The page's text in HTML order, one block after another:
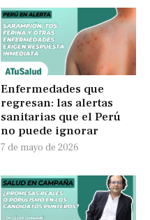
Enfermedades que
regresan: las alertas
sanitarias que el Perú
no puede ignorar
7 de mayo de 2026